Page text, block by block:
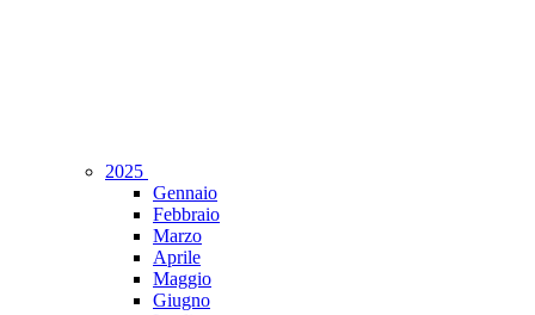
2025
Gennaio
Febbraio
Marzo
Aprile
Maggio
Giugno